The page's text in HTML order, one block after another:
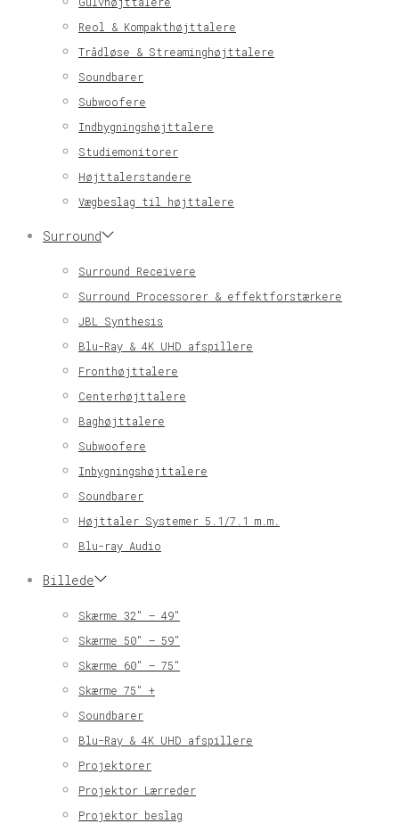
Reol & Kompakthøjttalere
Trådløse & Streaminghøjttalere
Soundbarer
Subwoofere
Indbygningshøjttalere
Studiemonitorer
Højttalerstandere
Vægbeslag til højttalere
Surround
Surround Receivere
Surround Processorer & effektforstærkere
JBL Synthesis
Blu-Ray & 4K UHD afspillere
Fronthøjttalere
Centerhøjttalere
Baghøjttalere
Subwoofere
Inbygningshøjttalere
Soundbarer
Højttaler Systemer 5.1/7.1 m.m.
Blu-ray Audio
Billede
Skærme 32″ – 49″
Skærme 50″ – 59″
Skærme 60″ – 75″
Skærme 75″ +
Soundbarer
Blu-Ray & 4K UHD afspillere
Projektorer
Projektor Lærreder
Projektor beslag